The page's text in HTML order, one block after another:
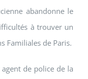
abandonne le
à trouver un
Familiales de Paris.
de police de la